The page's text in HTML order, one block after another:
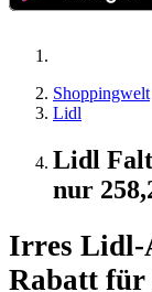
Shoppingwelt
Lidl
Lidl
nur
Irres Lidl-
Rabatt für